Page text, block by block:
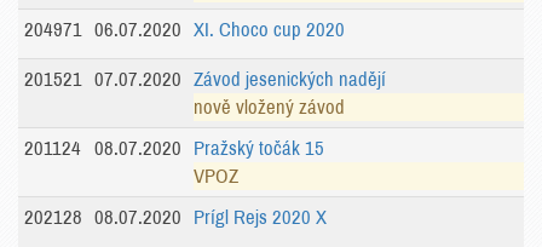
204971
06.07.2020 XI. Choco cup 2020
201521 07.07.2020
Závod jesenických nadějí
nově vložený závod
201124
08.07.2020
Pražský točák 15
VPOZ
202128
08.07.2020 Prígl Rejs 2020 X